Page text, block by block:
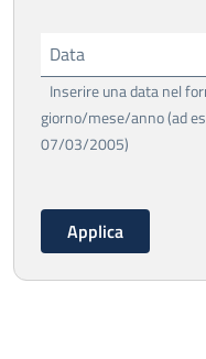
Data
Inserire una data nel
giorno/mese/anno (ad
07/03/2005)